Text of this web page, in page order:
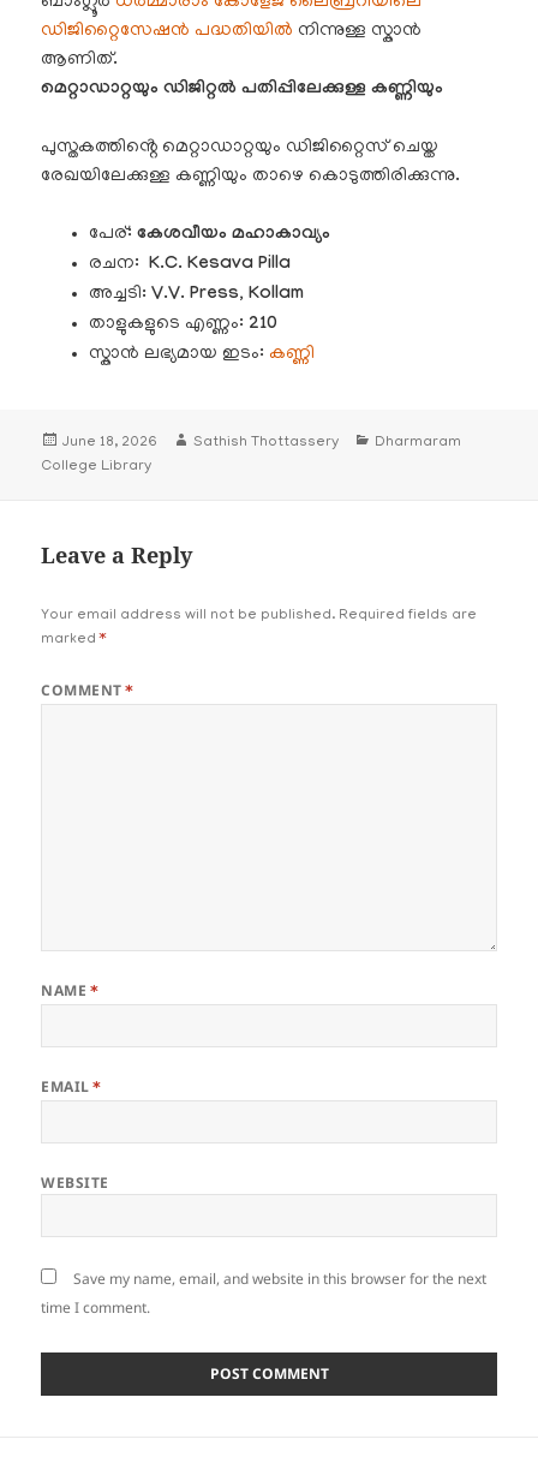
ഡിജിറ്റൈസേഷൻ പദ്ധതിയിൽ നിന്നുള്ള സ്കാൻ
ആണിത്.
മെറ്റാഡാറ്റയും ഡിജിറ്റൽ പതിപ്പിലേക്കുള്ള കണ്ണിയും
പുസ്തകത്തിൻ്റെ മെറ്റാഡാറ്റയും ഡിജിറ്റൈസ് ചെയ്ത
രേഖയിലേക്കുള്ള കണ്ണിയും താഴെ കൊടുത്തിരിക്കുന്നു.
പേര്:കേശവീയം മഹാകാവ്യം
രചന:K.C. Kesava Pilla
അച്ചടി: V.V. Press, Kollam
താളുകളുടെ എണ്ണം: 210
സ്കാൻ ലഭ്യമായ ഇടം: കണ്ണി
Posted
on
June 18, 2026 Author
Sathish Thottassery Categories
Dharmaram
College Library
Leave a Reply
Your email address will not be published. Required fields are
marked*
COMMENT*
NAME*
EMAIL*
WEBSITE
Save my name, email, and website in this browser for the next
time I comment.